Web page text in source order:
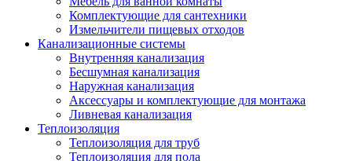
Комплектующие для сантехники
Измельчители пищевых отходов
Канализационные системы
Внутренняя канализация
Бесшумная канализация
Наружная канализация
Аксессуары и комплектующие для монтажа
Ливневая канализация
Теплоизоляция
Теплоизоляция для труб
Теплоизоляция для пола